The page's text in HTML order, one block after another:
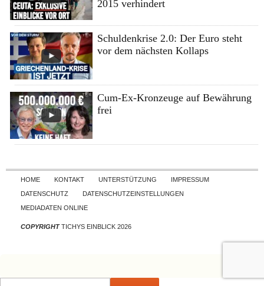
2015 verhindert
Schuldenkrise 2.0: Der Euro steht
vor dem nächsten Kollaps
Cum-Ex-Kronzeuge auf Bewährung
frei
Skip to content
HOME KONTAKT UNTERSTÜTZUNG
IMPRESSUM
DATENSCHUTZ
DATENSCHUTZEINSTELLUNGEN
MEDIADATEN ONLINE
COPYRIGHTTICHYS EINBLICK 2026